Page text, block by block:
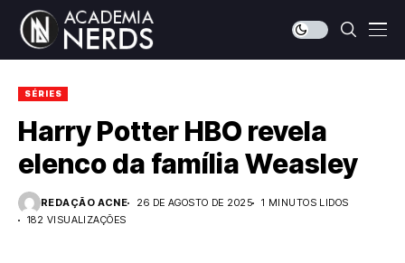
SÉRIES
Harry Potter HBO revela
elenco da família Weasley
REDAÇÃO ACNE 26 DE AGOSTO DE 2025
1 MINUTOS LIDOS
182 VISUALIZAÇÕES